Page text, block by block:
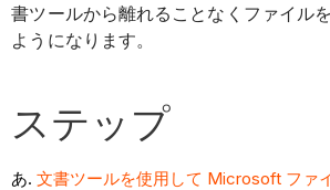
書ツールから離れることなくファイル
ようになります。
ステップ
文書ツールを使用して Microsoft ファ